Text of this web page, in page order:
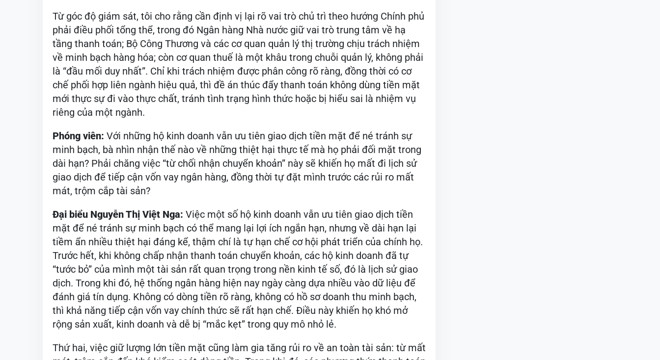
Từ góc độ giám sát, tôi cho rằng cần định vị lại rõ vai trò chủ trì theo hướng Chính phủ
phải điều phối tổng thể, trong đó Ngân hàng Nhà nước giữ vai trò trung tâm về hạ
tầng thanh toán; Bộ Công Thương và các cơ quan quản lý thị trường chịu trách nhiệm
về minh bạch hàng hóa; còn cơ quan thuế là một khâu trong chuỗi quản lý, không phải
là “đầu mối duy nhất”. Chỉ khi trách nhiệm được phân công rõ ràng, đồng thời có cơ
chế phối hợp liên ngành hiệu quả, thì đề án thúc đẩy thanh toán không dùng tiền mặt
mới thực sự đi vào thực chất, tránh tình trạng hình thức hoặc bị hiểu sai là nhiệm vụ
riêng của một ngành.
Phóng viên: Với những hộ kinh doanh vẫn ưu tiên giao dịch tiền mặt để né tránh sự
minh bạch, bà nhìn nhận thế nào về những thiệt hại thực tế mà họ phải đối mặt trong
dài hạn? Phải chăng việc “từ chối nhận chuyển khoản” này sẽ khiến họ mất đi lịch sử
giao dịch để tiếp cận vốn vay ngân hàng, đồng thời tự đặt mình trước các rủi ro mất
mát, trộm cắp tài sản?
Đại biểu Nguyễn Thị Việt Nga: Việc một số hộ kinh doanh vẫn ưu tiên giao dịch tiền
mặt để né tránh sự minh bạch có thể mang lại lợi ích ngắn hạn, nhưng về dài hạn lại
tiềm ẩn nhiều thiệt hại đáng kể, thậm chí là tự hạn chế cơ hội phát triển của chính họ.
Trước hết, khi không chấp nhận thanh toán chuyển khoản, các hộ kinh doanh đã tự
“tước bỏ” của mình một tài sản rất quan trọng trong nền kinh tế số, đó là lịch sử giao
dịch. Trong khi đó, hệ thống ngân hàng hiện nay ngày càng dựa nhiều vào dữ liệu để
đánh giá tín dụng. Không có dòng tiền rõ ràng, không có hồ sơ doanh thu minh bạch,
thì khả năng tiếp cận vốn vay chính thức sẽ rất hạn chế. Điều này khiến họ khó mở
rộng sản xuất, kinh doanh và dễ bị “mắc kẹt” trong quy mô nhỏ lẻ.
Thứ hai, việc giữ lượng lớn tiền mặt cũng làm gia tăng rủi ro về an toàn tài sản: từ mất